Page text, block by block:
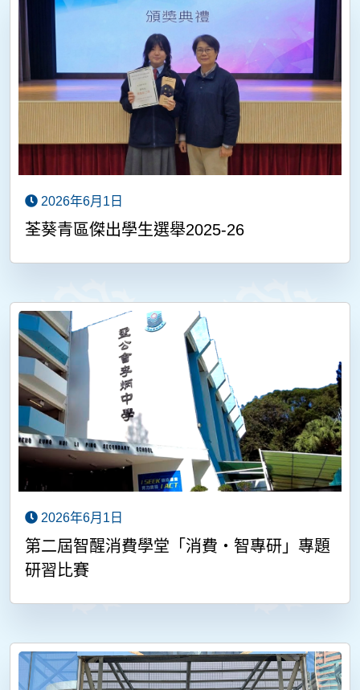
2026年6月1日
荃葵青區傑出學生選舉2025-26
2026年6月1日
第二屆智醒消費學堂「消費‧智專研」專題
研習比賽